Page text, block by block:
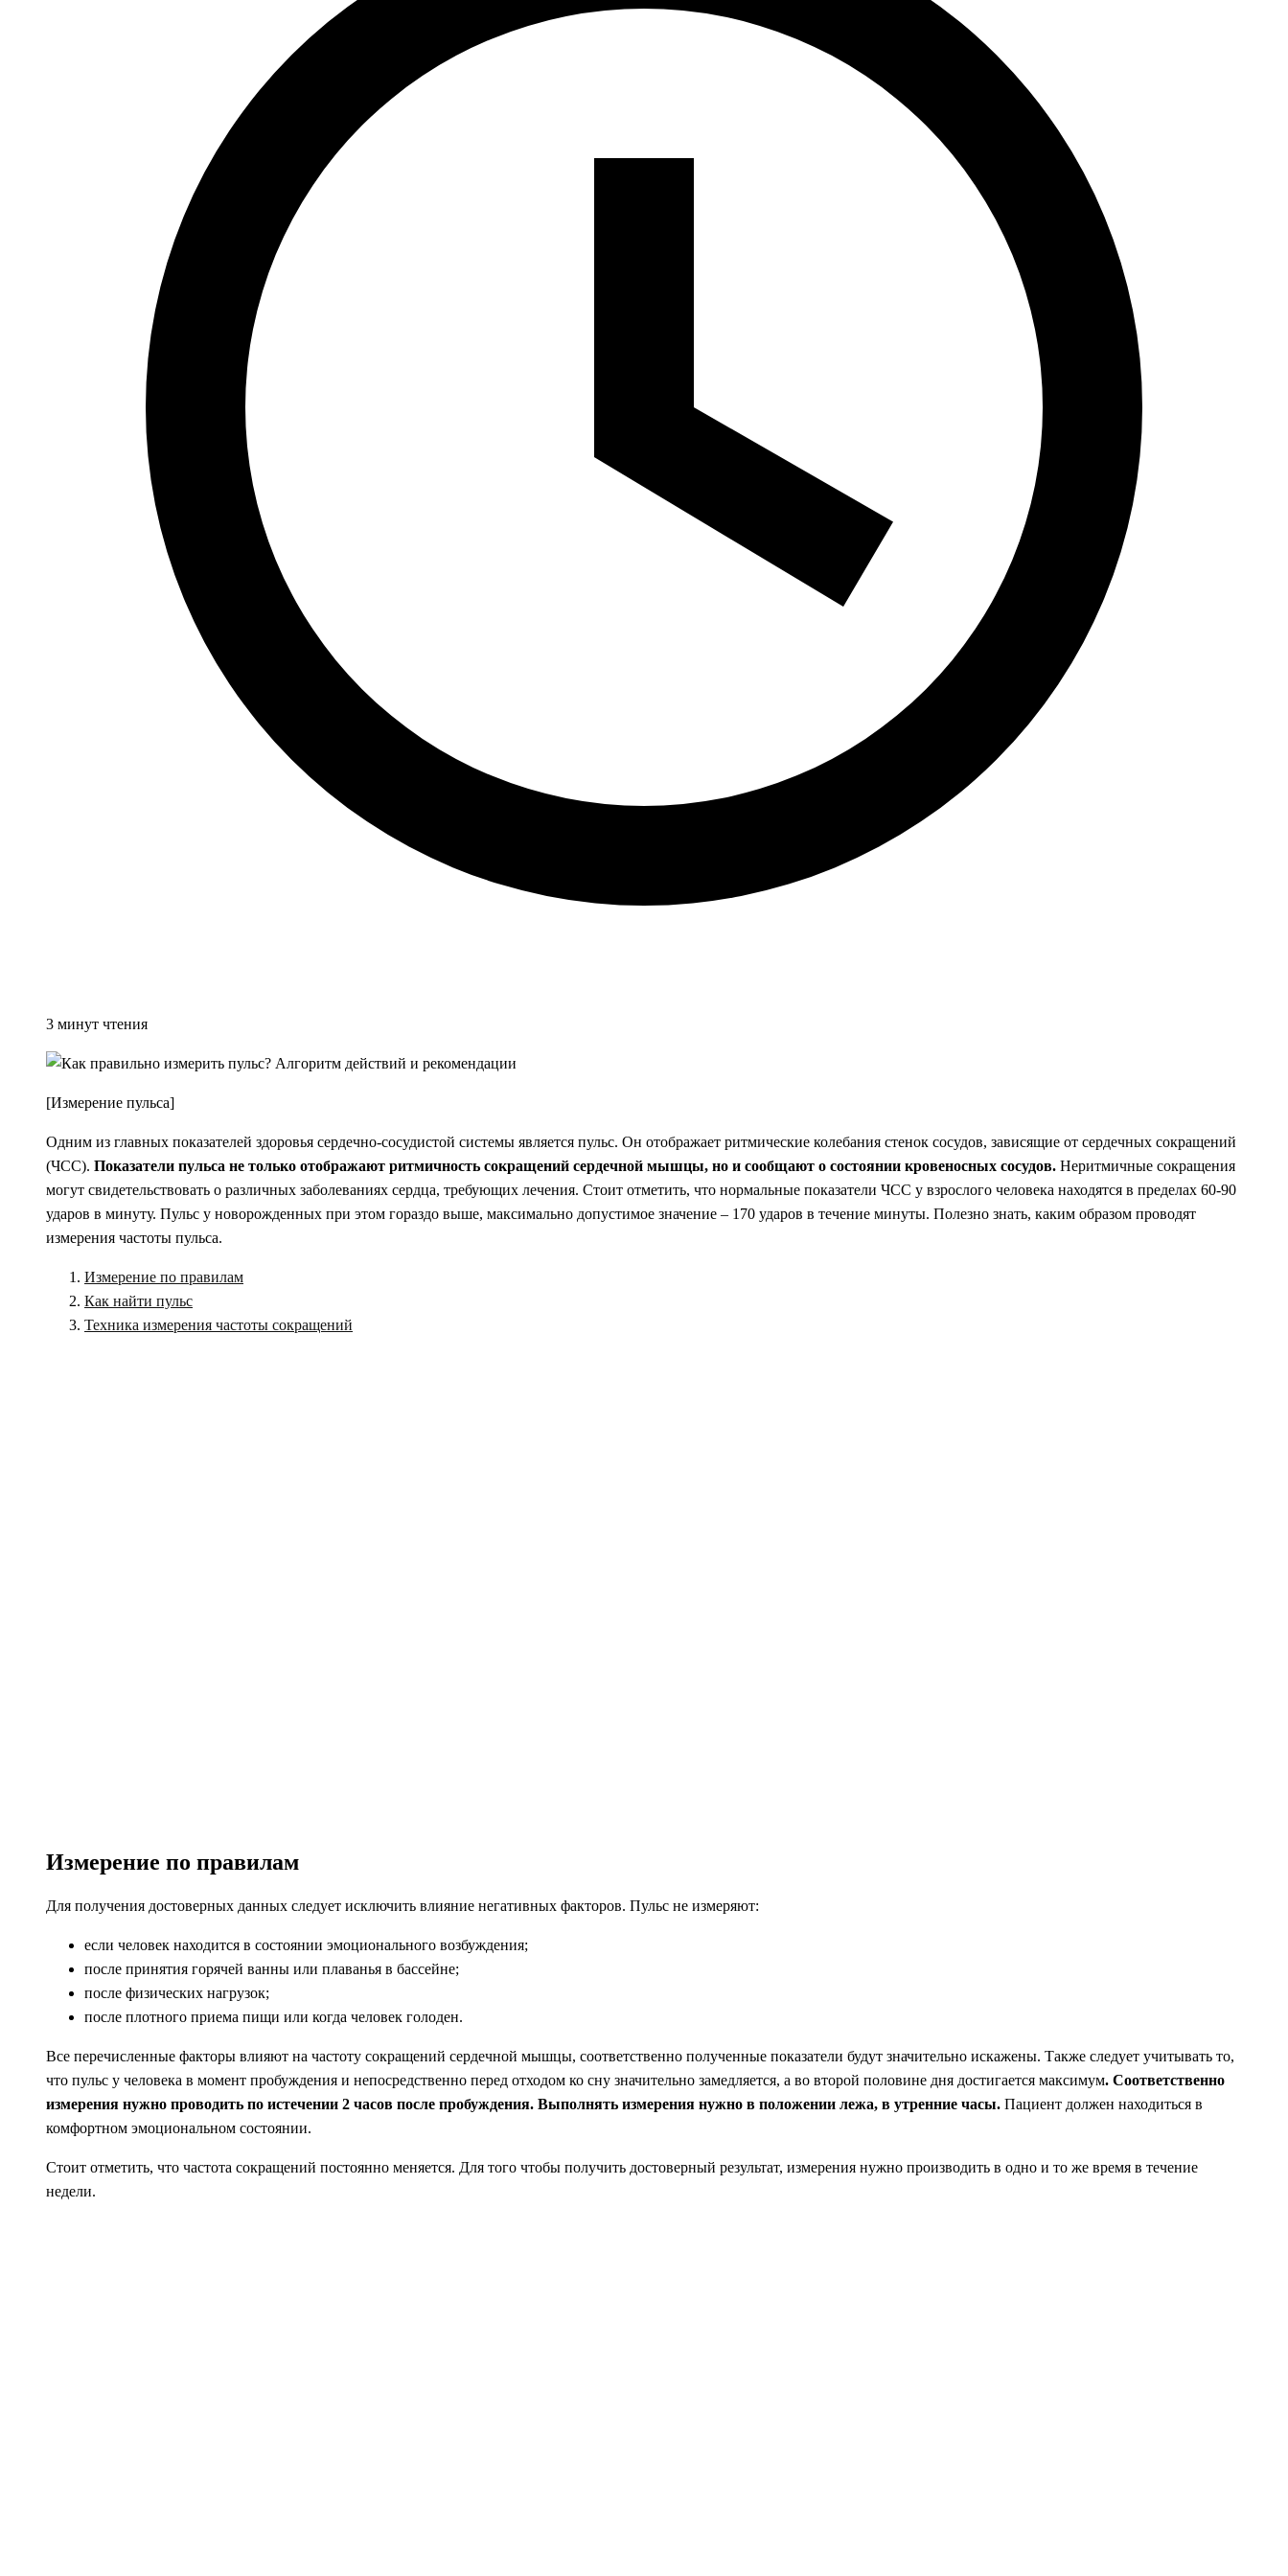
3 минут чтения
[Измерение пульса]
Одним из главных показателей здоровья сердечно-сосудистой системы является пульс. Он отображает ритмические колебания стенок сосудов, зависящие от сердечных сокращений
(ЧСС). Показатели пульса не только отображают ритмичность сокращений сердечной мышцы, но и сообщают о состоянии кровеносных сосудов. Неритмичные сокращения
могут свидетельствовать о различных заболеваниях сердца, требующих лечения. Стоит отметить, что нормальные показатели ЧСС у взрослого человека находятся в пределах 60-90
ударов в минуту. Пульс у новорожденных при этом гораздо выше, максимально допустимое значение – 170 ударов в течение минуты. Полезно знать, каким образом проводят
измерения частоты пульса.
Измерение по правилам
Как найти пульс
Техника измерения частоты сокращений
Измерение по правилам
Для получения достоверных данных следует исключить влияние негативных факторов. Пульс не измеряют:
если человек находится в состоянии эмоционального возбуждения;
после принятия горячей ванны или плаванья в бассейне;
после физических нагрузок;
после плотного приема пищи или когда человек голоден.
Все перечисленные факторы влияют на частоту сокращений сердечной мышцы, соответственно полученные показатели будут значительно искажены. Также следует учитывать то,
что пульс у человека в момент пробуждения и непосредственно перед отходом ко сну значительно замедляется, а во второй половине дня достигается максимум. Соответственно
измерения нужно проводить по истечении 2 часов после пробуждения. Выполнять измерения нужно в положении лежа, в утренние часы. Пациент должен находиться в
комфортном эмоциональном состоянии.
Стоит отметить, что частота сокращений постоянно меняется. Для того чтобы получить достоверный результат, измерения нужно производить в одно и то же время в течение
недели.